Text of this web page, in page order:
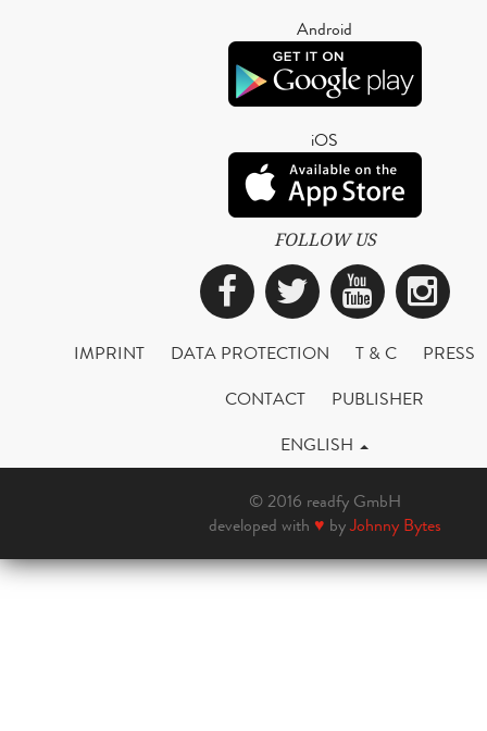
Android
iOS
FOLLOW US
Facebook
Twitter
IMPRINT DATA PROTECTION T & C
PRESS
CONTACT
PUBLISHER
ENGLISH
© 2016 readfy GmbH
developed with ♥ byJohnny Bytes